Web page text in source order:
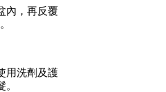
內，再反覆
用洗劑及護